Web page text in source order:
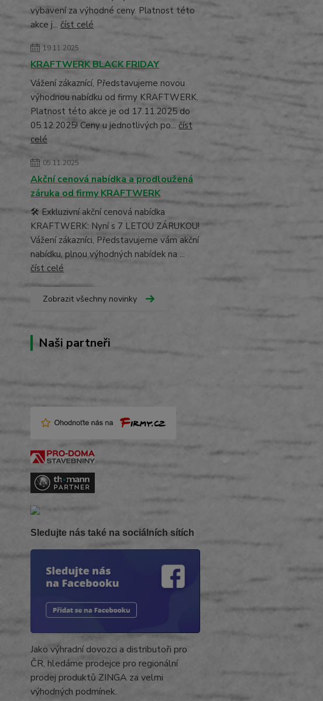
vybavení za výhodné ceny. Platnost této
akce j... číst celé
19.11.2025
KRAFTWERK BLACK FRIDAY
Vážení zákaznící, Představujeme novou
výhodnou nabídku od firmy KRAFTWERK.
Platnost této akce je od 17.11.2025 do
05.12.2025! Ceny u jednotlivých po... číst
celé
05.11.2025
Akční cenová nabídka a prodloužená
záruka od firmy KRAFTWERK
🛠️ Exkluzivní akční cenová nabídka
KRAFTWERK: Nyní s 7 LETOU ZÁRUKOU!
Vážení zákazníci, Představujeme vám akční
nabídku, plnou výhodných nabídek na ...
číst celé
Zobrazit všechny novinky
Naši partneři
Sledujte nás také na sociálních sítích
Jako výhradní dovozci a distributoři pro
ČR, hledáme prodejce pro regionální
prodej produktů ZINGA za velmi
výhodných podmínek.